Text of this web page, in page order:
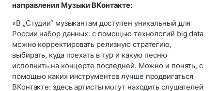
направления Музыки ВКонтакте:
«В „Студии“ музыкантам доступен уникальный для
России набор данных: с помощью технологий big data
можно корректировать релизную стратегию,
выбирать, куда поехать в тур и какую песню
исполнить на концерте последней. Можно и понять, с
помощью каких инструментов лучше продвигаться
ВКонтакте: здесь артисты могут находить слушателей